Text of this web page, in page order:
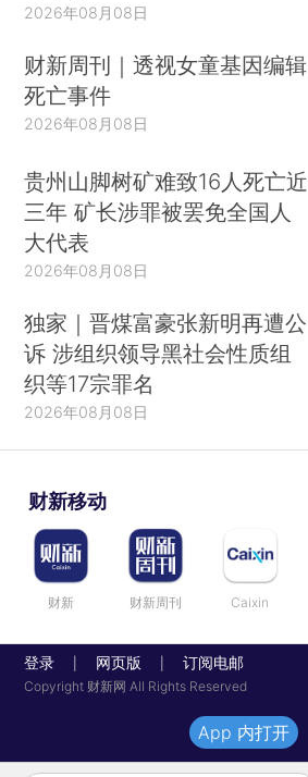
2026年08月08日
财新周刊｜透视女童基因编辑
死亡事件
2026年08月08日
贵州山脚树矿难致16人死亡近
三年 矿长涉罪被罢免全国人
大代表
2026年08月08日
独家｜晋煤富豪张新明再遭公
诉 涉组织领导黑社会性质组
织等17宗罪名
2026年08月08日
财新移动
财新 财新周刊 Caixin
登录 网页版 订阅电邮
Copyright 财新网 All Rights Reserved
App 内打开